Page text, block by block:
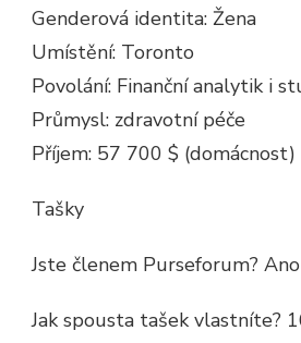
Genderová identita: Žena
Umístění: Toronto
Povolání: Finanční analytik i
Průmysl: zdravotní péče
Příjem: 57 700 $ (domácnost)
Tašky
Jste členem Purseforum? Ano
Jak spousta tašek vlastníte?